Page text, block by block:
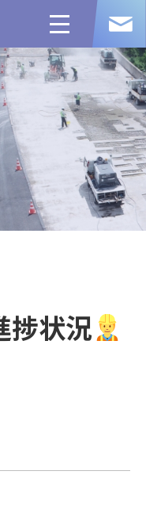
toggle
navigation
状況